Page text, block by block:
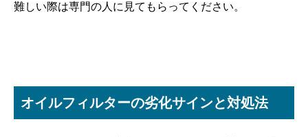
難しい際は専門の人に見てもらってください。
オイルフィルターの劣化サインと対処法